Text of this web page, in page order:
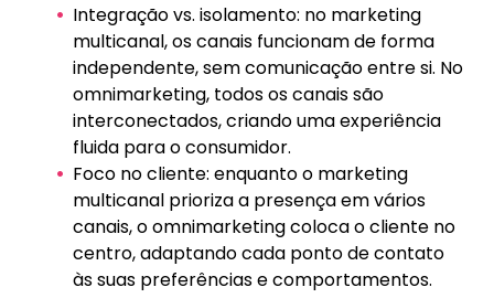
Integração vs. isolamento: no marketing
multicanal, os canais funcionam de forma
independente, sem comunicação entre si. No
omnimarketing, todos os canais são
interconectados, criando uma experiência
fluida para o consumidor.
Foco no cliente: enquanto o marketing
multicanal prioriza a presença em vários
canais, o omnimarketing coloca o cliente no
centro, adaptando cada ponto de contato
às suas preferências e comportamentos.